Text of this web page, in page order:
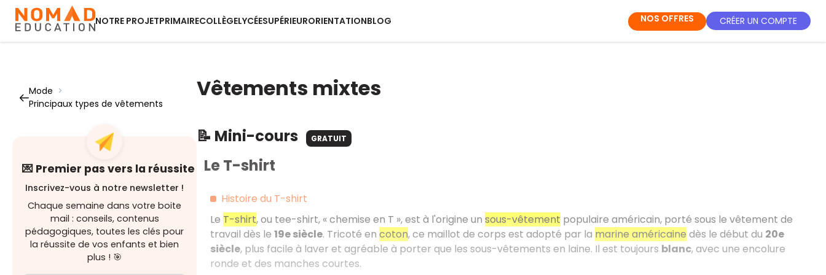
NOTRE PROJETPRIMAIRECOLLÈGELYCÉESUPÉRIEURORIENTATIONBLOG NOS OFFRES CRÉER UN COMPTE
Mode >
Principaux types de vêtements
💌 Premier pas vers la réussite
Inscrivez-vous à notre newsletter !
Chaque semaine dans votre boite
mail : conseils, contenus
pédagogiques, toutes les clés pour
la réussite de vos enfants et bien
plus ! 🎯
Vêtements mixtes
📝 Mini-cours GRATUIT
Le T-shirt
Histoire du T-shirt
Le T-shirt, ou tee-shirt, « chemise en T », est à l'origine un sous-vêtement populaire américain, porté sous le vêtement de
travail dès le 19e siècle. Tricoté en coton, ce maillot de corps est adopté par la marine américaine dès le début du 20e
siècle, plus facile à laver et agréable à porter que les sous-vêtements en laine. Il est toujours blanc, avec une encolure
ronde et des manches courtes.